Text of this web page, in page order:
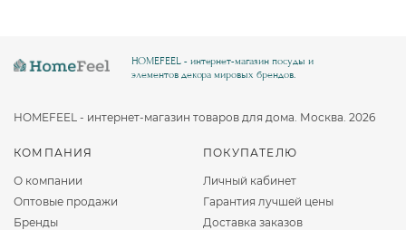
КОМПАНИЯ
О компании
Оптовые продажи
Бренды
ПОКУПАТЕЛЮ
Личный кабинет
Гарантия лучшей цены
Доставка заказов
HOMEFEEL - интернет-магазин посуды и
элементов декора мировых брендов.
HOMEFEEL - интернет-магазин товаров для дома. Москва. 2026